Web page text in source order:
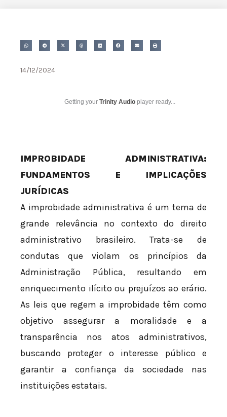
14/12/2024
Getting your Trinity Audio player ready...
IMPROBIDADE ADMINISTRATIVA:
FUNDAMENTOS E IMPLICAÇÕES
JURÍDICAS
A improbidade administrativa é um tema de
grande relevância no contexto do direito
administrativo brasileiro. Trata-se de
condutas que violam os princípios da
Administração Pública, resultando em
enriquecimento ilícito ou prejuízos ao erário.
As leis que regem a improbidade têm como
objetivo assegurar a moralidade e a
transparência nos atos administrativos,
buscando proteger o interesse público e
garantir a confiança da sociedade nas
instituições estatais.